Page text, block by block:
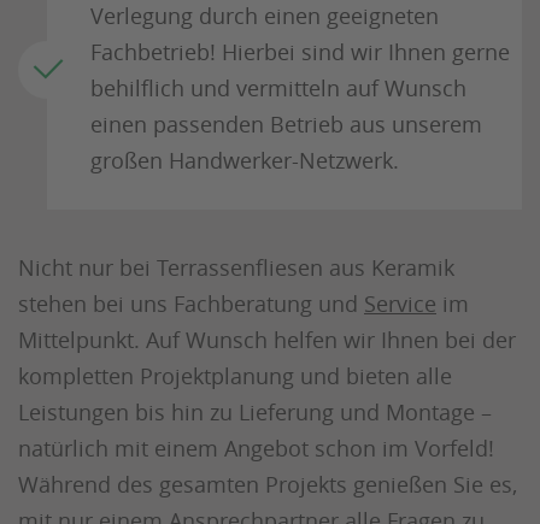
Verlegung durch einen geeigneten
Fachbetrieb! Hierbei sind wir Ihnen gerne
behilflich und vermitteln auf Wunsch
einen passenden Betrieb aus unserem
großen Handwerker-Netzwerk.
Nicht nur bei Terrassenfliesen aus Keramik
stehen bei uns Fachberatung und Service im
Mittelpunkt. Auf Wunsch helfen wir Ihnen bei der
kompletten Projektplanung und bieten alle
Leistungen bis hin zu Lieferung und Montage –
natürlich mit einem Angebot schon im Vorfeld!
Während des gesamten Projekts genießen Sie es,